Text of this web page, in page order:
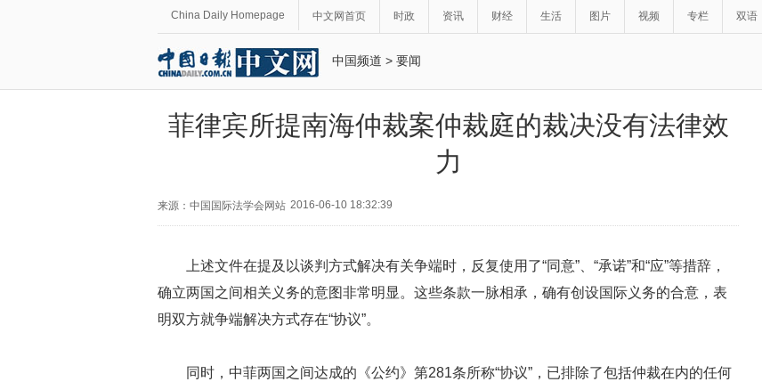
China Daily Homepage 中文网首页 时政 资讯 财经 生活 图片 视频 专栏 双语
中国频道 > 要闻
菲律宾所提南海仲裁案仲裁庭的裁决没有法律效
力
来源：中国国际法学会网站 2016-06-10 18:32:39
上述文件在提及以谈判方式解决有关争端时，反复使用了“同意”、“承诺”和“应”等措辞，
确立两国之间相关义务的意图非常明显。这些条款一脉相承，确有创设国际义务的合意，表
明双方就争端解决方式存在“协议”。
同时，中菲两国之间达成的《公约》第281条所称“协议”，已排除了包括仲裁在内的任何